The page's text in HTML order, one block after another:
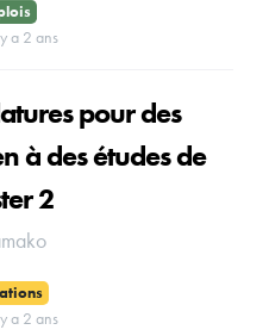
a 2 ans
pour des
à des études de
2
a 2 ans